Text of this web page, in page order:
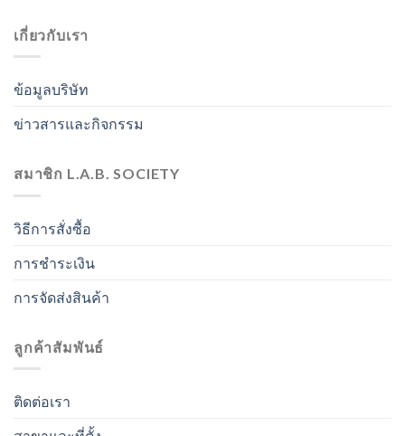
เกี่ยวกับเรา
ข้อมูลบริษัท
ข่าวสารและกิจกรรม
สมาชิก L.A.B. SOCIETY
วิธีการสั่งซื้อ
การชำระเงิน
การจัดส่งสินค้า
ลูกค้าสัมพันธ์
ติดต่อเรา